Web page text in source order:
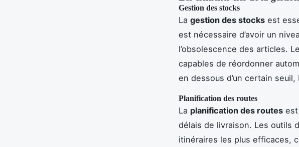
Gestion des stocks
La gestion des stocks est
est nécessaire d’avoir un
l’obsolescence des articles.
capables de réordonner
en dessous d’un certain
Planification des routes
La planification des routes
délais de livraison. Les outils
itinéraires les plus efficaces,